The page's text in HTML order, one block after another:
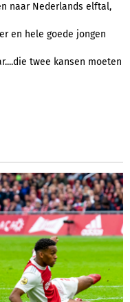
naar Nederlands elftal,
en hele goede jongen
twee kansen moeten